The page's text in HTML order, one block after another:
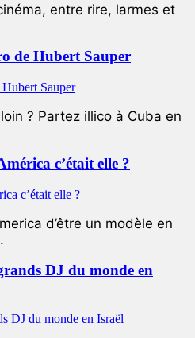
entre rire, larmes et
de Hubert Sauper
? Partez illico à Cuba en
c’était elle ?
d’être un modèle en
DJ du monde en